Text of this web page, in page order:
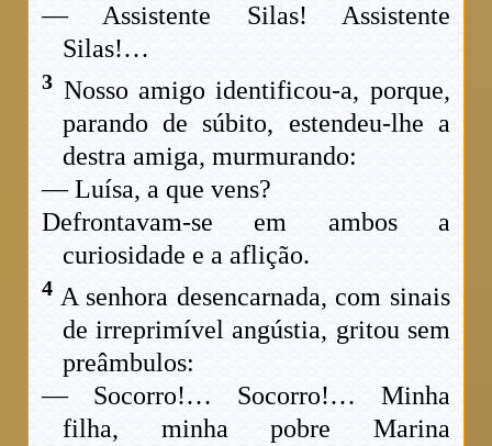
— Assistente Silas! Assistente
Silas!…
3 Nosso amigo identificou-a, porque,
parando de súbito, estendeu-lhe a
destra amiga, murmurando:
— Luísa, a que vens?
Defrontavam-se em ambos a
curiosidade e a aflição.
4 A senhora desencarnada, com sinais
de irreprimível angústia, gritou sem
preâmbulos:
— Socorro!… Socorro!… Minha
filha, minha pobre Marina